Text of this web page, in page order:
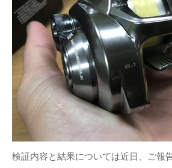
検証内容と結果については近日、ご報
プライバシーポリシー